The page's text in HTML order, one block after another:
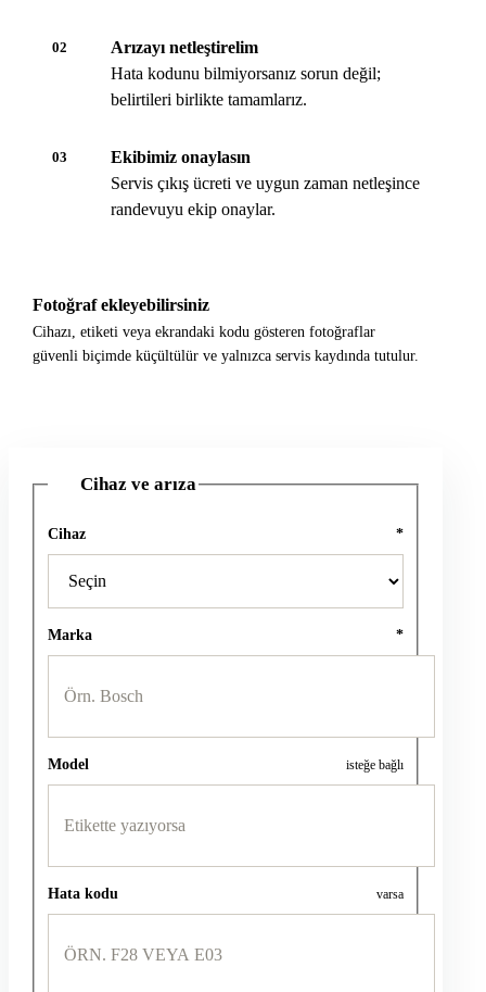
02
Arızayı netleştirelim
Hata kodunu bilmiyorsanız sorun değil;
belirtileri birlikte tamamlarız.
03
Ekibimiz onaylasın
Servis çıkış ücreti ve uygun zaman netleşince
randevuyu ekip onaylar.
Fotoğraf ekleyebilirsiniz
Cihazı, etiketi veya ekrandaki kodu gösteren fotoğraflar
güvenli biçimde küçültülür ve yalnızca servis kaydında tutulur.
Cihaz ve arıza
Cihaz *
Marka *
Model isteğe bağlı
Hata kodu varsa